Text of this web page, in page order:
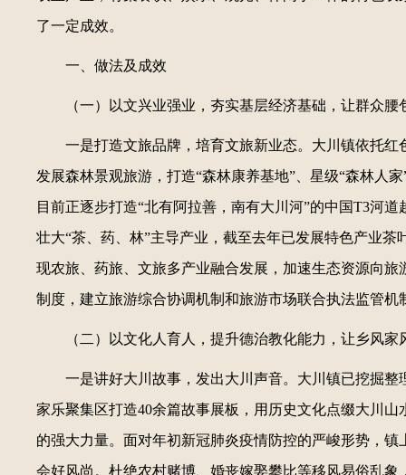
了一定成效。
一、做法及成效
（一）以文兴业强业，夯实基层经济基础，让群众腰
一是打造文旅品牌，培育文旅新业态。大川镇依托
发展森林景观旅游，打造“森林康养基地”、星级“森林人
目前正逐步打造“北有阿拉善，南有大川河”的中国T3河
壮大“茶、药、林”主导产业，截至去年已发展特色产业
现农旅、药旅、文旅多产业融合发展，加速生态资源向
制度，建立旅游综合协调机制和旅游市场联合执法监管
（二）以文化人育人，提升德治教化能力，让乡风家
一是讲好大川故事，发出大川声音。大川镇已挖掘
家乐聚集区打造40余篇故事展板，用历史文化点缀大川
的强大力量。面对年初新冠肺炎疫情防控的严峻形势，
会好风尚。杜绝农村赌博、婚丧嫁娶攀比等移风易俗乱